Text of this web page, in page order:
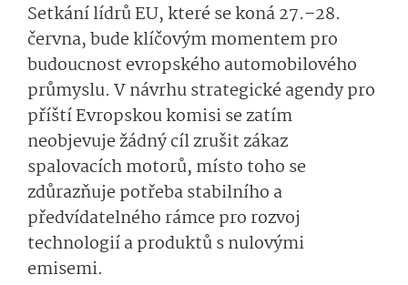
Setkání lídrů EU, které se koná 27.–28.
června, bude klíčovým momentem pro
budoucnost evropského automobilového
průmyslu. V návrhu strategické agendy pro
příští Evropskou komisi se zatím
neobjevuje žádný cíl zrušit zákaz
spalovacích motorů, místo toho se
zdůrazňuje potřeba stabilního a
předvídatelného rámce pro rozvoj
technologií a produktů s nulovými
emisemi.